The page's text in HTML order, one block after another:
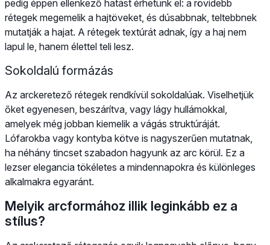
pedig éppen ellenkező hatást érhetünk el: a rövidebb
rétegek megemelik a hajtöveket, és dúsabbnak, teltebbnek
mutatják a hajat. A rétegek textúrát adnak, így a haj nem
lapul le, hanem élettel teli lesz.
Sokoldalú formázás
Az arckeretező rétegek rendkívül sokoldalúak. Viselhetjük
őket egyenesen, beszárítva, vagy lágy hullámokkal,
amelyek még jobban kiemelik a vágás struktúráját.
Lófarokba vagy kontyba kötve is nagyszerűen mutatnak,
ha néhány tincset szabadon hagyunk az arc körül. Ez a
lezser elegancia tökéletes a mindennapokra és különleges
alkalmakra egyaránt.
Melyik arcformához illik leginkább ez a
stílus?